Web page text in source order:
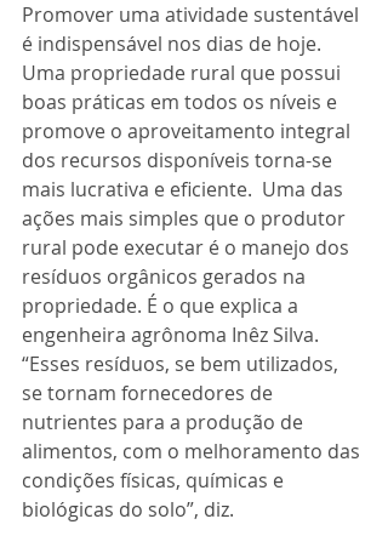
Promover uma atividade sustentável
é indispensável nos dias de hoje.
Uma propriedade rural que possui
boas práticas em todos os níveis e
promove o aproveitamento integral
dos recursos disponíveis torna-se
mais lucrativa e eficiente.  Uma das
ações mais simples que o produtor
rural pode executar é o manejo dos
resíduos orgânicos gerados na
propriedade. É o que explica a
engenheira agrônoma Inêz Silva.
“Esses resíduos, se bem utilizados,
se tornam fornecedores de
nutrientes para a produção de
alimentos, com o melhoramento das
condições físicas, químicas e
biológicas do solo”, diz.